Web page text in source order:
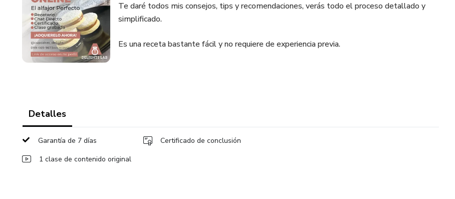
Te daré todos mis consejos, tips y recomendaciones, verás todo el proceso detallado y
simplificado.
Es una receta bastante fácil y no requiere de experiencia previa.
Detalles
Garantía de 7 días
Certificado de conclusión
1 clase de contenido original